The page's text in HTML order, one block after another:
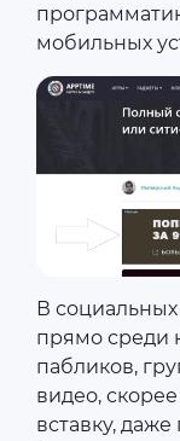
мобильных
В социальных
прямо среди
пабликов,
видео,
вставку,